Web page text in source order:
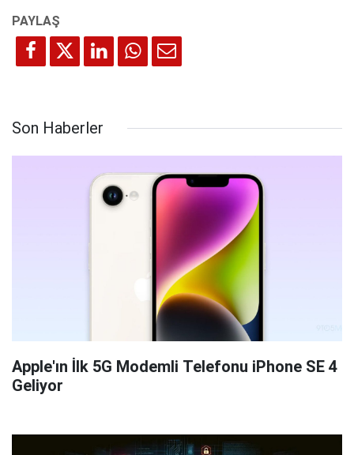
Son Haberler
Apple'ın İlk 5G Modemli Telefonu iPhone SE 4
Geliyor